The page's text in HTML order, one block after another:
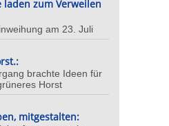
laden zum Verweilen
am 23. Juli
brachte Ideen für
Horst
mitgestalten: